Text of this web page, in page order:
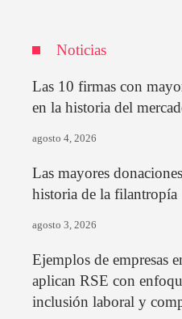
Noticias
Las 10 firmas con
en la historia del
agosto 4, 2026
Las mayores
historia de la filantropía
agosto 3, 2026
Ejemplos de empresas
aplican RSE con
inclusión laboral y